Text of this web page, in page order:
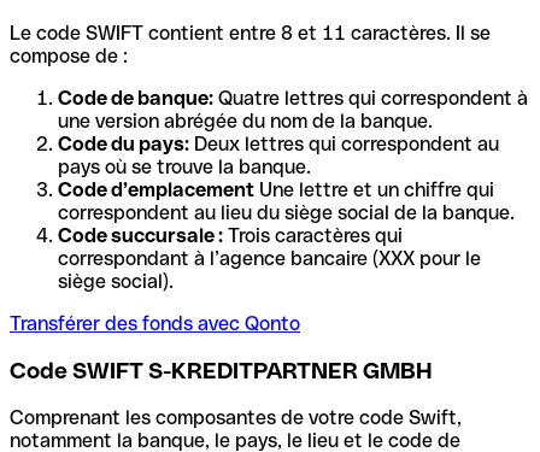
Le code SWIFT contient entre 8 et 11 caractères. Il se
compose de :
Code de banque: Quatre lettres qui correspondent à
une version abrégée du nom de la banque.
Code du pays: Deux lettres qui correspondent au
pays où se trouve la banque.
Code d’emplacement Une lettre et un chiffre qui
correspondent au lieu du siège social de la banque.
Code succursale : Trois caractères qui
correspondant à l’agence bancaire (XXX pour le
siège social).
Transférer des fonds avec Qonto
Code SWIFT S-KREDITPARTNER GMBH
Comprenant les composantes de votre code Swift,
notamment la banque, le pays, le lieu et le code de